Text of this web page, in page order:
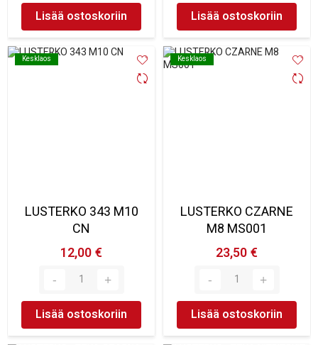
Lisää ostoskoriin Lisää ostoskoriin
Kesklaos
Kesklaos
LUSTERKO 343 M10
CN
12,00 €
Lisää ostoskoriin
Kesklaos
Kesklaos
LUSTERKO CZARNE
M8 MS001
23,50 €
Lisää ostoskoriin